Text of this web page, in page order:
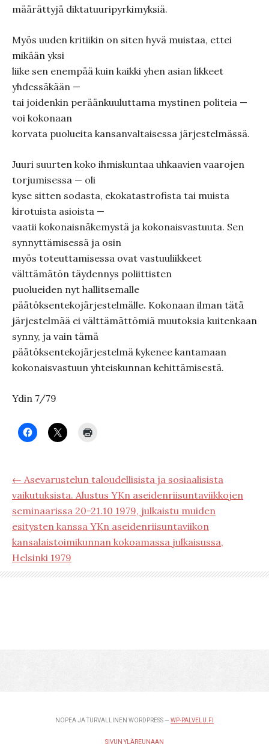
määrättyjä diktatuuripyrkimyksiä.
Myös uuden kritiikin on siten hyvä muistaa, ettei
mikään yksi
liike sen enempää kuin kaikki yhen asian likkeet
yhdessäkään —
tai joidenkin peräänkuuluttama mystinen politeia —
voi kokonaan
korvata puolueita kansanvaltaisessa järjestelmässä.
Juuri suurten koko ihmiskuntaa uhkaavien vaarojen
torjumisessa — oli
kyse sitten sodasta, ekokatastrofista tai muista
kirotuista asioista —
vaatii kokonaisnäkemystä ja kokonaisvastuuta. Sen
synnyttämisessä ja osin
myös toteuttamisessa ovat vastuuliikkeet
välttämätön täydennys poliittisten
puolueiden nyt hallitsemalle
päätöksentekojärjestelmälle. Kokonaan ilman tätä
järjestelmää ei välttämättömiä muutoksia kuitenkaan
synny, ja vain tämä
päätöksentekojärjestelmä kykenee kantamaan
kokonaisvastuun yhteiskunnan kehittämisestä.
Ydin 7/79
← Asevarustelun taloudellisista ja sosiaalisista
vaikutuksista. Alustus YKn aseidenriisuntaviikkojen
seminaarissa 20-21.10 1979, julkaistu muiden
esitysten kanssa YKn aseidenriisuntaviikon
kansalaistoimikunnan kokoamassa julkaisussa,
Helsinki 1979
NOPEA JA TURVALLINEN WORDPRESS — WP-PALVELU.FI
SIVUN YLÄREUNAAN